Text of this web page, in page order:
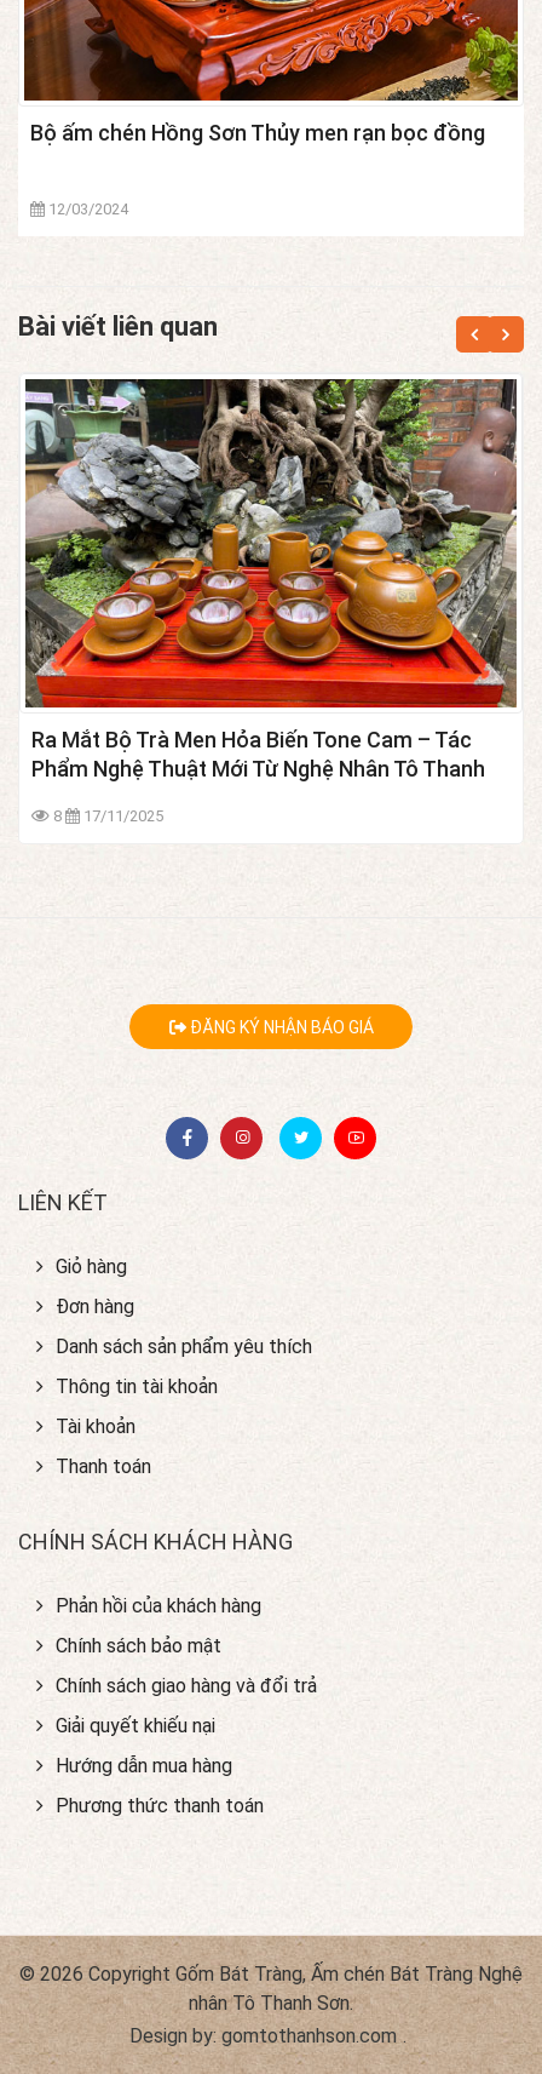
Bộ ấm chén Hồng Sơn Thủy men rạn bọc đồng
12/03/2024
Bài viết liên quan
Ra Mắt Bộ Trà Men Hỏa Biến Tone Cam – Tác
Phẩm Nghệ Thuật Mới Từ Nghệ Nhân Tô Thanh
8 17/11/2025
ĐĂNG KÝ NHẬN BÁO GIÁ
LIÊN KẾT
Giỏ hàng
Đơn hàng
Danh sách sản phẩm yêu thích
Thông tin tài khoản
Tài khoản
Thanh toán
CHÍNH SÁCH KHÁCH HÀNG
Phản hồi của khách hàng
Chính sách bảo mật
Chính sách giao hàng và đổi trả
Giải quyết khiếu nại
Hướng dẫn mua hàng
Phương thức thanh toán
© 2026 Copyright Gốm Bát Tràng, Ấm chén Bát Tràng Nghệ
nhân Tô Thanh Sơn.
Design by: gomtothanhson.com .